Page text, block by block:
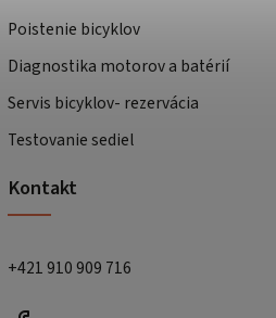
Poistenie bicyklov
Diagnostika motorov a batérií
Servis bicyklov- rezervácia
Testovanie sediel
Kontakt
+421 910 909 716